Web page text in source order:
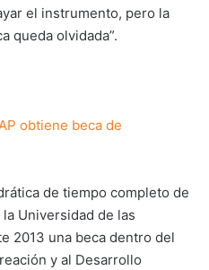
el instrumento, pero la
queda olvidada”.
obtiene beca de
de tiempo completo de
Universidad de las
2013 una beca dentro del
y al Desarrollo